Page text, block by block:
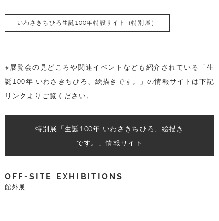
いわさきちひろ生誕100年特設サイト（特別展）
※展覧会の見どころや関連イベントなども紹介されている「生
誕100年 いわさきちひろ、絵描きです。」の情報サイトは下記
リンクよりご覧ください。
特別展「生誕100年 いわさきちひろ、絵描き
です。」情報サイト
OFF-SITE EXHIBITIONS
館外展